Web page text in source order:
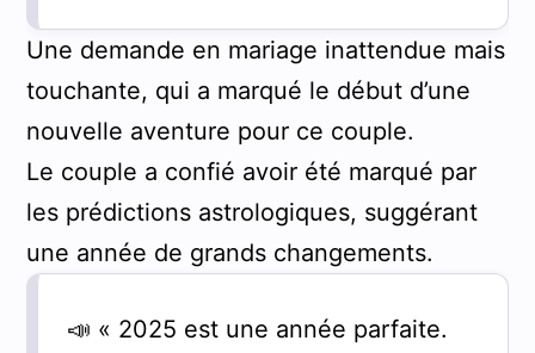
Une demande en mariage inattendue mais
touchante, qui a marqué le début d’une
nouvelle aventure pour ce couple.
Le couple a confié avoir été marqué par
les prédictions astrologiques, suggérant
une année de grands changements.
📣 « 2025 est une année parfaite.